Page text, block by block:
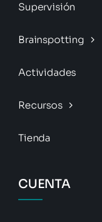
Supervisión
Brainspotting
Actividades
Recursos
Tienda
CUENTA